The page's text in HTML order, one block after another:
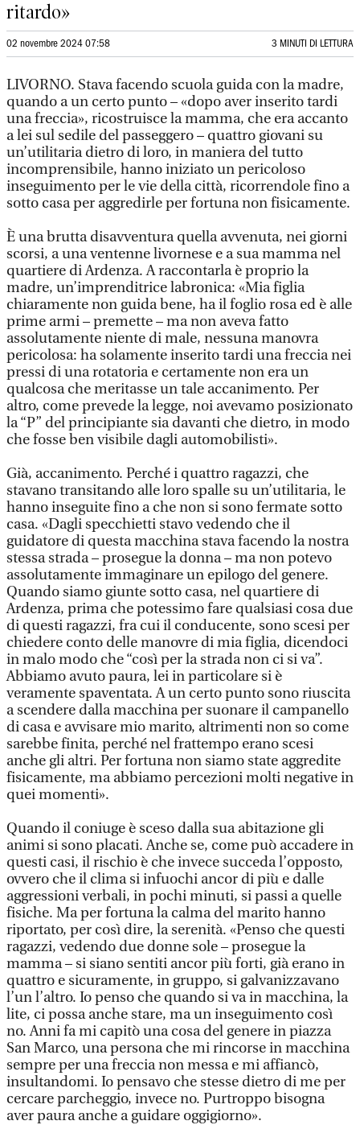
ritardo»
02 novembre 2024 07:58 3 MINUTI DI LETTURA
LIVORNO. Stava facendo scuola guida con la madre,
quando a un certo punto – «dopo aver inserito tardi
una freccia», ricostruisce la mamma, che era accanto
a lei sul sedile del passeggero – quattro giovani su
un’utilitaria dietro di loro, in maniera del tutto
incomprensibile, hanno iniziato un pericoloso
inseguimento per le vie della città, ricorrendole fino a
sotto casa per aggredirle per fortuna non fisicamente.
È una brutta disavventura quella avvenuta, nei giorni
scorsi, a una ventenne livornese e a sua mamma nel
quartiere di Ardenza. A raccontarla è proprio la
madre, un’imprenditrice labronica: «Mia figlia
chiaramente non guida bene, ha il foglio rosa ed è alle
prime armi – premette – ma non aveva fatto
assolutamente niente di male, nessuna manovra
pericolosa: ha solamente inserito tardi una freccia nei
pressi di una rotatoria e certamente non era un
qualcosa che meritasse un tale accanimento. Per
altro, come prevede la legge, noi avevamo posizionato
la “P” del principiante sia davanti che dietro, in modo
che fosse ben visibile dagli automobilisti».
Già, accanimento. Perché i quattro ragazzi, che
stavano transitando alle loro spalle su un’utilitaria, le
hanno inseguite fino a che non si sono fermate sotto
casa. «Dagli specchietti stavo vedendo che il
guidatore di questa macchina stava facendo la nostra
stessa strada – prosegue la donna – ma non potevo
assolutamente immaginare un epilogo del genere.
Quando siamo giunte sotto casa, nel quartiere di
Ardenza, prima che potessimo fare qualsiasi cosa due
di questi ragazzi, fra cui il conducente, sono scesi per
chiedere conto delle manovre di mia figlia, dicendoci
in malo modo che “così per la strada non ci si va”.
Abbiamo avuto paura, lei in particolare si è
veramente spaventata. A un certo punto sono riuscita
a scendere dalla macchina per suonare il campanello
di casa e avvisare mio marito, altrimenti non so come
sarebbe finita, perché nel frattempo erano scesi
anche gli altri. Per fortuna non siamo state aggredite
fisicamente, ma abbiamo percezioni molti negative in
quei momenti».
Quando il coniuge è sceso dalla sua abitazione gli
animi si sono placati. Anche se, come può accadere in
questi casi, il rischio è che invece succeda l’opposto,
ovvero che il clima si infuochi ancor di più e dalle
aggressioni verbali, in pochi minuti, si passi a quelle
fisiche. Ma per fortuna la calma del marito hanno
riportato, per così dire, la serenità. «Penso che questi
ragazzi, vedendo due donne sole – prosegue la
mamma – si siano sentiti ancor più forti, già erano in
quattro e sicuramente, in gruppo, si galvanizzavano
l’un l’altro. Io penso che quando si va in macchina, la
lite, ci possa anche stare, ma un inseguimento così
no. Anni fa mi capitò una cosa del genere in piazza
San Marco, una persona che mi rincorse in macchina
sempre per una freccia non messa e mi affiancò,
insultandomi. Io pensavo che stesse dietro di me per
cercare parcheggio, invece no. Purtroppo bisogna
aver paura anche a guidare oggigiorno».